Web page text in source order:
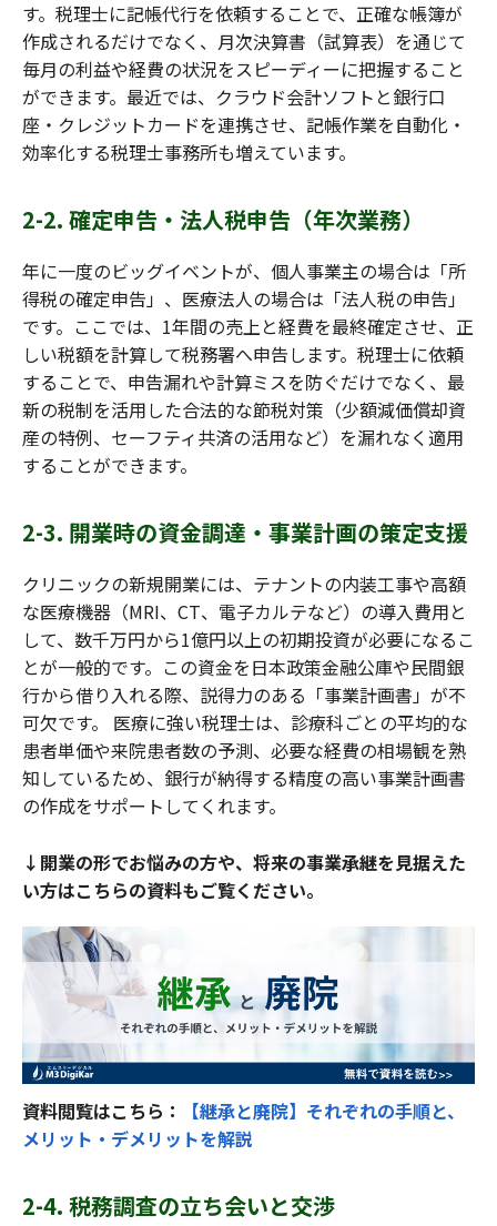
す。税理士に記帳代行を依頼することで、正確な帳簿が
作成されるだけでなく、月次決算書（試算表）を通じて
毎月の利益や経費の状況をスピーディーに把握すること
ができます。最近では、クラウド会計ソフトと銀行口
座・クレジットカードを連携させ、記帳作業を自動化・
効率化する税理士事務所も増えています。
2-2. 確定申告・法人税申告（年次業務）
年に一度のビッグイベントが、個人事業主の場合は「所
得税の確定申告」、医療法人の場合は「法人税の申告」
です。ここでは、1年間の売上と経費を最終確定させ、正
しい税額を計算して税務署へ申告します。税理士に依頼
することで、申告漏れや計算ミスを防ぐだけでなく、最
新の税制を活用した合法的な節税対策（少額減価償却資
産の特例、セーフティ共済の活用など）を漏れなく適用
することができます。
2-3. 開業時の資金調達・事業計画の策定支援
クリニックの新規開業には、テナントの内装工事や高額
な医療機器（MRI、CT、電子カルテなど）の導入費用と
して、数千万円から1億円以上の初期投資が必要になるこ
とが一般的です。この資金を日本政策金融公庫や民間銀
行から借り入れる際、説得力のある「事業計画書」が不
可欠です。 医療に強い税理士は、診療科ごとの平均的な
患者単価や来院患者数の予測、必要な経費の相場観を熟
知しているため、銀行が納得する精度の高い事業計画書
の作成をサポートしてくれます。
↓開業の形でお悩みの方や、将来の事業承継を見据えた
い方はこちらの資料もご覧ください。
資料閲覧はこちら：
【継承と廃院】それぞれの手順と、
メリット・デメリットを解説
2-4. 税務調査の立ち会いと交渉